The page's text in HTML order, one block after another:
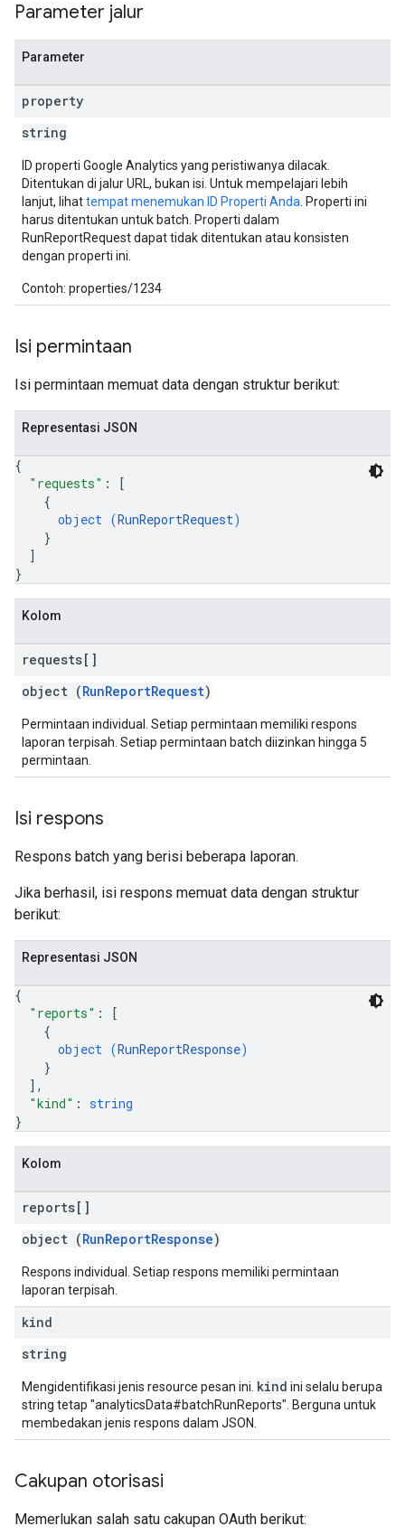
Parameter jalur
Parameter
property
string
ID properti Google Analytics yang peristiwanya dilacak.
Ditentukan di jalur URL, bukan isi. Untuk mempelajari lebih
lanjut, lihattempat menemukan ID Properti Anda . Properti ini
harus ditentukan untuk batch. Properti dalam
RunReportRequest dapat tidak ditentukan atau konsisten
dengan properti ini.
Contoh: properties/1234
Isi permintaan
Isi permintaan memuat data dengan struktur berikut:
Representasi JSON
{
"requests" :
[
{
object (RunReportRequest)
}
]
}
Kolom
requests[]
object (RunReportRequest)
Permintaan individual. Setiap permintaan memiliki respons
laporan terpisah. Setiap permintaan batch diizinkan hingga 5
permintaan.
Isi respons
Respons batch yang berisi beberapa laporan.
Jika berhasil, isi respons memuat data dengan struktur
berikut:
Representasi JSON
{
"reports" :
[
{
object (RunReportResponse)
}
] ,
"kind" : string
}
Kolom
reports[]
object (RunReportResponse)
Respons individual. Setiap respons memiliki permintaan
laporan terpisah.
kind
string
Mengidentifikasi jenis resource pesan ini. kind ini selalu berupa
string tetap "analyticsData#batchRunReports". Berguna untuk
membedakan jenis respons dalam JSON.
Cakupan otorisasi
Memerlukan salah satu cakupan OAuth berikut: